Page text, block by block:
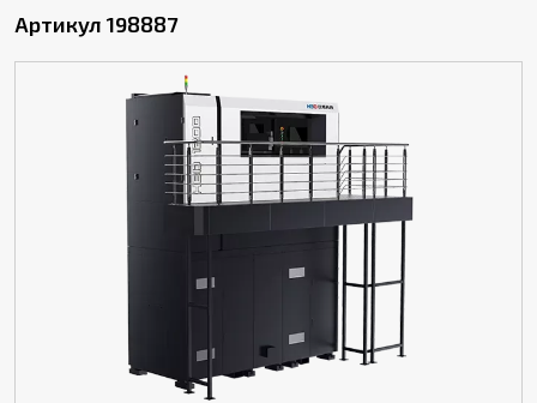
Артикул 198887